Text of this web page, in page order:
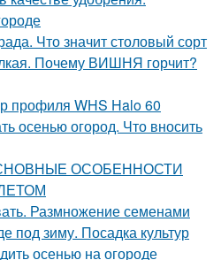
Что значит столовый сорт
Почему ВИШНЯ горчит?
профиля WHS Halo 60
осенью огород. Что вносить
ОСНОВНЫЕ ОСОБЕННОСТИ
Размножение семенами
под зиму. Посадка культур
осенью на огороде